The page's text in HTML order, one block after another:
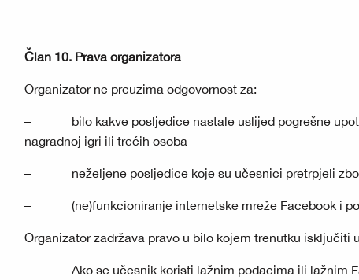
Član 10. Prava organizatora
Organizator ne preuzima odgovornost za:
– bilo kakve posljedice nastale uslijed pogrešne
nagradnoj igri ili trećih osoba
– neželjene posljedice koje su učesnici pretrpjeli zbog
– (ne)funkcioniranje internetske mreže Facebook i
Organizator zadržava pravo u bilo kojem trenutku isključiti
– Ako se učesnik koristi lažnim podacima ili lažnim